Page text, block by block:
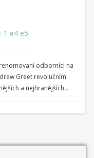
1 e4 e5
odborníci na
Greet revolučním
a nejhranějších
prozkoumané varianty a
se budou krýt!